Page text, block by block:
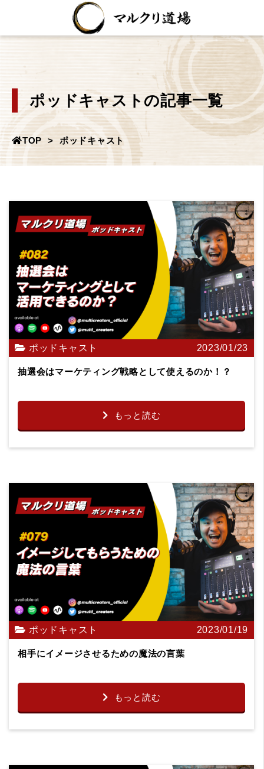
ポッドキャストの記事一覧
TOP ポッドキャスト
ポッドキャスト 2023/01/23
抽選会はマーケティング戦略として使えるのか！？
もっと読む
ポッドキャスト 2023/01/19
相手にイメージさせるための魔法の言葉
もっと読む